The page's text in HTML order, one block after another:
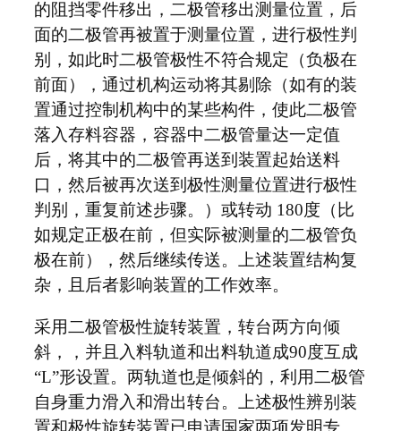
的阻挡零件移出，二极管移出测量位置，后
面的二极管再被置于测量位置，进行极性判
别，如此时二极管极性不符合规定（负极在
前面），通过机构运动将其剔除（如有的装
置通过控制机构中的某些构件，使此二极管
落入存料容器，容器中二极管量达一定值
后，将其中的二极管再送到装置起始送料
口，然后被再次送到极性测量位置进行极性
判别，重复前述步骤。）或转动 180度（比
如规定正极在前，但实际被测量的二极管负
极在前），然后继续传送。上述装置结构复
杂，且后者影响装置的工作效率。
采用二极管极性旋转装置，转台两方向倾
斜，，并且入料轨道和出料轨道成90度互成
“L”形设置。两轨道也是倾斜的，利用二极管
自身重力滑入和滑出转台。上述极性辨别装
置和极性旋转装置已申请国家两项发明专